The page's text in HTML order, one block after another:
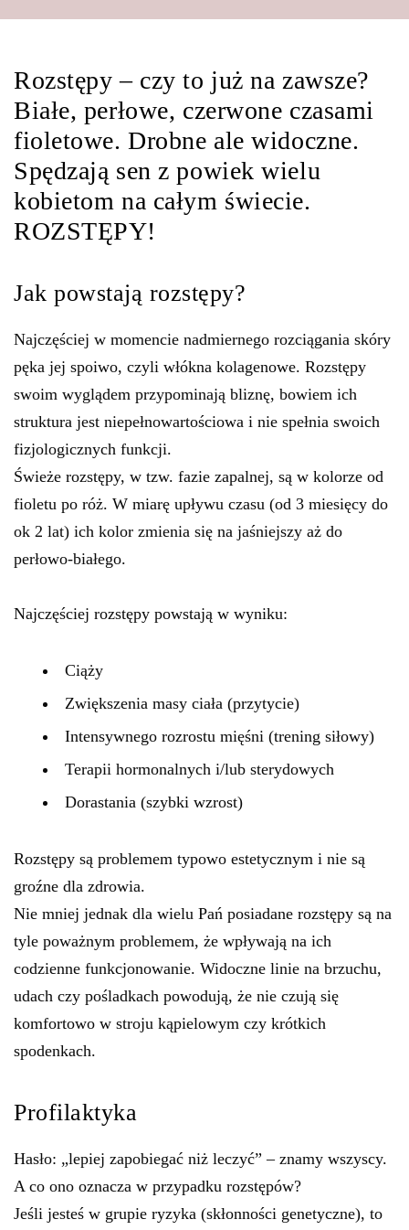
Rozstępy – czy to już na zawsze?
Białe, perłowe, czerwone czasami
fioletowe. Drobne ale widoczne.
Spędzają sen z powiek wielu
kobietom na całym świecie.
ROZSTĘPY!
Jak powstają rozstępy?
Najczęściej w momencie nadmiernego rozciągania skóry
pęka jej spoiwo, czyli włókna kolagenowe. Rozstępy
swoim wyglądem przypominają bliznę, bowiem ich
struktura jest niepełnowartościowa i nie spełnia swoich
fizjologicznych funkcji.
Świeże rozstępy, w tzw. fazie zapalnej, są w kolorze od
fioletu po róż. W miarę upływu czasu (od 3 miesięcy do
ok 2 lat) ich kolor zmienia się na jaśniejszy aż do
perłowo-białego.
Najczęściej rozstępy powstają w wyniku:
Ciąży
Zwiększenia masy ciała (przytycie)
Intensywnego rozrostu mięśni (trening siłowy)
Terapii hormonalnych i/lub sterydowych
Dorastania (szybki wzrost)
Rozstępy są problemem typowo estetycznym i nie są
groźne dla zdrowia.
Nie mniej jednak dla wielu Pań posiadane rozstępy są na
tyle poważnym problemem, że wpływają na ich
codzienne funkcjonowanie. Widoczne linie na brzuchu,
udach czy pośladkach powodują, że nie czują się
komfortowo w stroju kąpielowym czy krótkich
spodenkach.
Profilaktyka
Hasło: „lepiej zapobiegać niż leczyć” – znamy wszyscy.
A co ono oznacza w przypadku rozstępów?
Jeśli jesteś w grupie ryzyka (skłonności genetyczne), to